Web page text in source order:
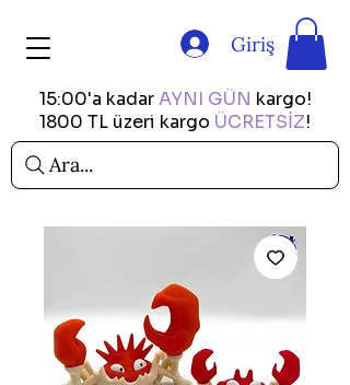
1800 TL üzeri kargo ÜCRETSİZ!
15:00'a kadar AYNI GÜN kargo!
Ara...
Giriş